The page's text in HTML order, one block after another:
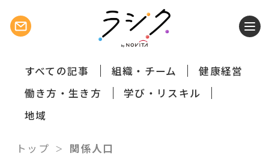
すべての記事 組織・チーム
健康経営
働き方・生き方
学び・リスキル
地域
トップ 関係人口